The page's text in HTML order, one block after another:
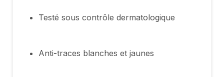
Testé sous contrôle dermatologique
Anti-traces blanches et jaunes